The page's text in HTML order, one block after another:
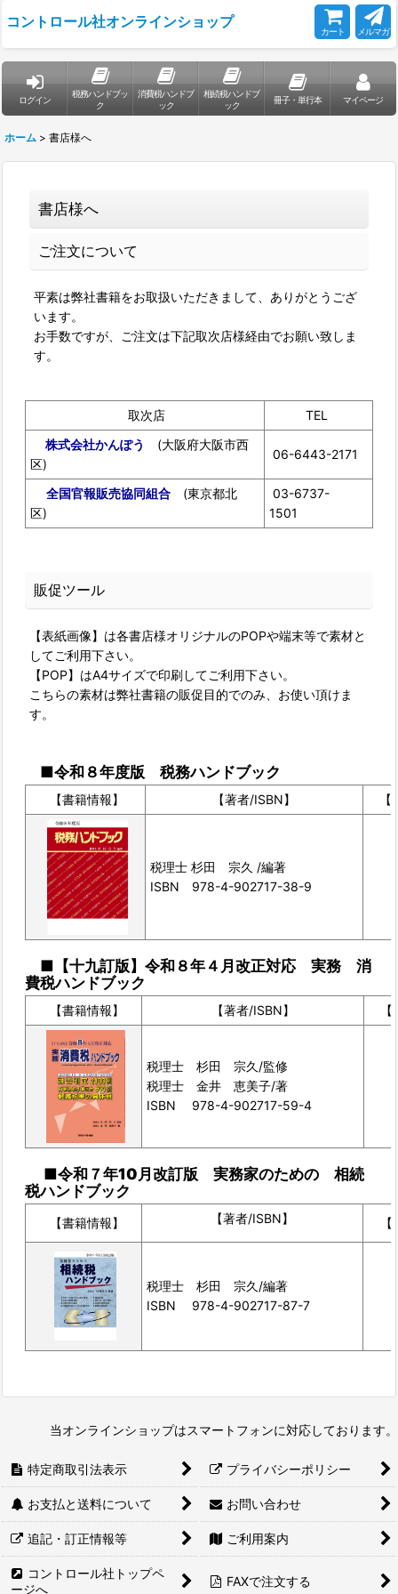
コントロール社オンラインショップ
カート メルマガ
ログイン
税務ハンドブッ
ク
消費税ハンドブ
ック
相続税ハンドブ
ック
冊子・単行本 マイページ
ホーム > 書店様へ
書店様へ
ご注文について
平素は弊社書籍をお取扱いただきまして、ありがとうござ
います。
お手数ですが、ご注文は下記取次店様経由でお願い致しま
す。
取次店
TEL
株式会社かんぽう
(大阪府大阪市西
区)
06-6443-2171
全国官報販売協同組合
(東京都北
区)
03-6737-
1501
販促ツール
【表紙画像】は各書店様オリジナルのPOPや端末等で素材と
してご利用下さい。
【POP】はA4サイズで印刷してご利用下さい。
こちらの素材は弊社書籍の販促目的でのみ、お使い頂けま
す。
■令和８年度版 税務ハンドブック
【書籍情報】 【著者/ISBN】
税理士 杉田 宗久 /編著
ISBN 978-4-902717-38-9
■【十九訂版】令和８年４月改正対応 実務 消
費税ハンドブック
【書籍情報】 【著者/ISBN】
税理士 杉田 宗久/監修
税理士 金井 恵美子/著
ISBN 978-4-902717-59-4
■令和７年10月改訂版 実務家のための 相続
税ハンドブック
【書籍情報】 【著者/ISBN】
税理士 杉田 宗久/編著
ISBN 978-4-902717-87-7
当オンラインショップはスマートフォンに対応しております。
特定商取引法表示 プライバシーポリシー
お支払と送料について お問い合わせ
追記・訂正情報等 ご利用案内
コントロール社トップペ
ージへ
FAXで注文する